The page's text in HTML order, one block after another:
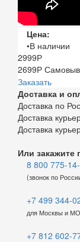
Цена:
•В наличии
2999Р
2699Р
Заказать
Доставка и
Доставка по
Доставка
Доставка
Или закажите
8 800 775-
(звонок по
+7 499 344-
для Москвы и МО
+7 812 602-